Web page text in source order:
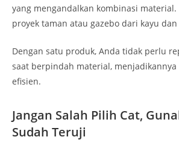
yang mengandalkan kombinasi material.
proyek taman atau gazebo dari kayu dan
Dengan satu produk, Anda tidak perlu
saat berpindah material,
efisien.
Jangan Salah Pilih Cat,
Sudah Teruji